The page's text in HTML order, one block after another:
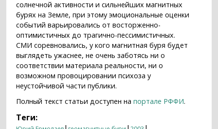
солнечной активности и сильнейших магнитных
бурях на Земле, при этому эмоциональные оценки
событий варьировались от восторженно-
оптимистичных до трагично-пессимистичных.
СМИ соревновались, у кого магнитная буря будет
выглядеть ужаснее, не очень заботясь ни о
соответствии материала реальности, ни о
возможном провоцировании психоза у
неустойчивой части публики.
Полный текст статьи доступен напортале РФФИ.
Теги: